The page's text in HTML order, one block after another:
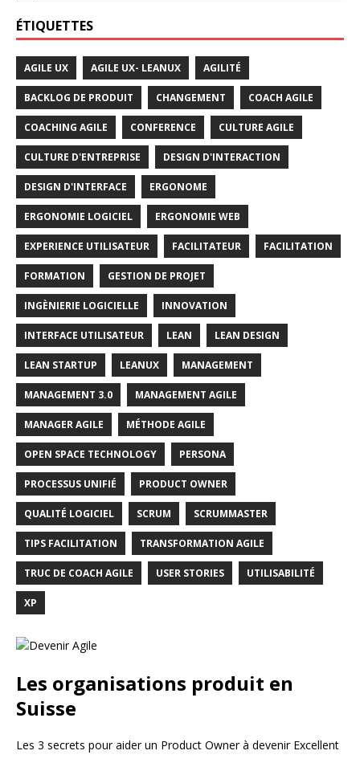
ÉTIQUETTES
AGILE UX AGILE UX- LEANUX AGILITÉ
BACKLOG DE PRODUIT CHANGEMENT COACH AGILE
COACHING AGILE CONFERENCE CULTURE AGILE
CULTURE D'ENTREPRISE DESIGN D'INTERACTION
DESIGN D'INTERFACE ERGONOME
ERGONOMIE LOGICIEL ERGONOMIE WEB
EXPERIENCE UTILISATEUR FACILITATEUR FACILITATION
FORMATION GESTION DE PROJET
INGÈNIERIE LOGICIELLE INNOVATION
INTERFACE UTILISATEUR LEAN LEAN DESIGN
LEAN STARTUP LEANUX MANAGEMENT
MANAGEMENT 3.0 MANAGEMENT AGILE
MANAGER AGILE MÉTHODE AGILE
OPEN SPACE TECHNOLOGY PERSONA
PROCESSUS UNIFIÉ PRODUCT OWNER
QUALITÉ LOGICIEL SCRUM SCRUMMASTER
TIPS FACILITATION TRANSFORMATION AGILE
TRUC DE COACH AGILE USER STORIES UTILISABILITÉ
XP
Les organisations produit en
Suisse
Les 3 secrets pour aider un Product Owner à devenir Excellent